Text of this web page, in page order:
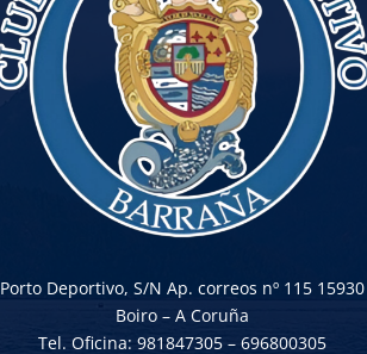
Porto Deportivo, S/N Ap. correos nº 115 15930
Boiro – A Coruña
Tel. Oficina: 981847305 – 696800305